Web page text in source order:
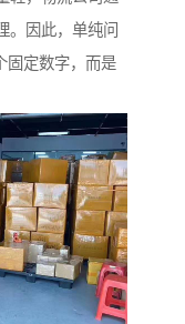
。因此，单纯问
固定数字，而是